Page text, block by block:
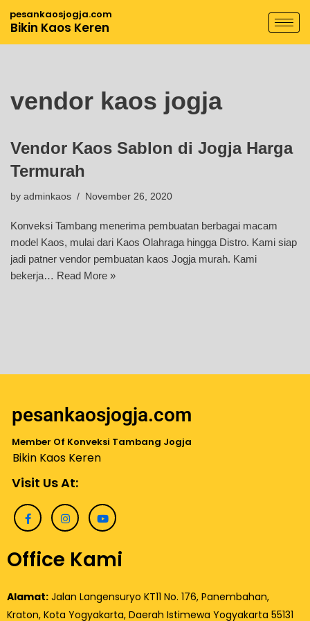
pesankaosjogja.com
Bikin Kaos Keren
vendor kaos jogja
Vendor Kaos Sablon di Jogja Harga
Termurah
by adminkaos November 26, 2020
Konveksi Tambang menerima pembuatan berbagai macam
model Kaos, mulai dari Kaos Olahraga hingga Distro. Kami siap
jadi patner vendor pembuatan kaos Jogja murah. Kami
bekerja… Read More »
pesankaosjogja.com
Member Of Konveksi Tambang Jogja
Bikin Kaos Keren
Visit Us At:
Office Kami
Alamat: Jalan Langensuryo KT11 No. 176, Panembahan,
Kraton, Kota Yogyakarta, Daerah Istimewa Yogyakarta 55131